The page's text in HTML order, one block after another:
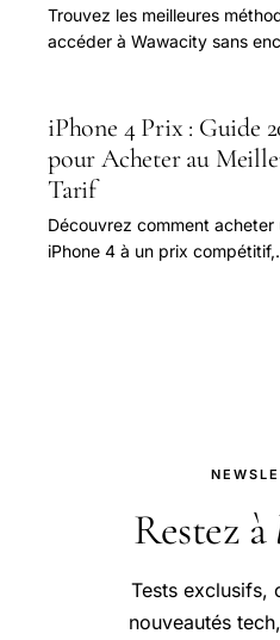
Trouvez les meilleures
accéder à Wawacity sans
iPhone 4 Prix : Guide
pour Acheter au
Tarif
Découvrez comment acheter
iPhone 4 à un prix compétitif,
Restez à
Tests exclusifs,
nouveautés